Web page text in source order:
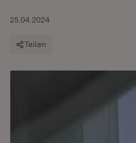
25.04.2024
Teilen